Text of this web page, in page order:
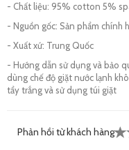
- Chất liệu: 95% cotton 5%
- Nguồn gốc: Sản phẩm chính
- Xuất xứ: Trung Quốc
- Hướng dẫn sử dụng và bảo
dùng chế độ giặt nước lạnh
tẩy trắng và sử dụng túi giặt
Phản hồi từ khách hàng